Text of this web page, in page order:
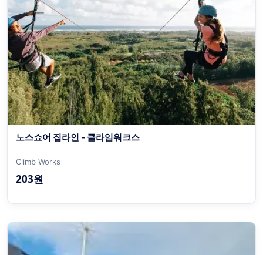
노스쇼어 집라인 - 클라임워크스
Climb Works
203원